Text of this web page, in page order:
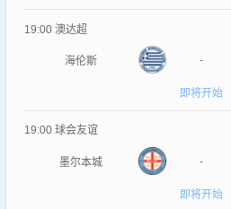
19:00 澳达超
海伦斯 -
即将开始
19:00 球会友谊
墨尔本城 -
即将开始